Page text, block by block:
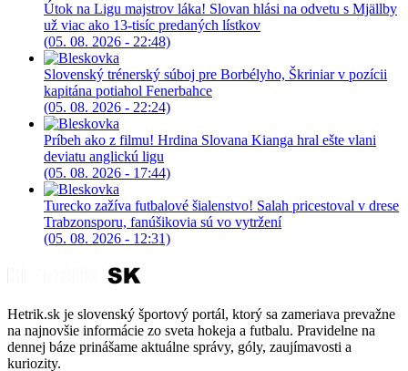
Útok na Ligu majstrov láka! Slovan hlási na odvetu s Mjällby
už viac ako 13-tisíc predaných lístkov
(05. 08. 2026 - 22:48)
Slovenský trénerský súboj pre Borbélyho, Škriniar v pozícii
kapitána potiahol Fenerbahce
(05. 08. 2026 - 22:24)
Príbeh ako z filmu! Hrdina Slovana Kianga hral ešte vlani
deviatu anglickú ligu
(05. 08. 2026 - 17:44)
Turecko zažíva futbalové šialenstvo! Salah pricestoval v drese
Trabzonsporu, fanúšikovia sú vo vytržení
(05. 08. 2026 - 12:31)
Hetrik.sk je slovenský športový portál, ktorý sa zameriava prevažne
na najnovšie informácie zo sveta hokeja a futbalu. Pravidelne na
dennej báze prinášame aktuálne správy, góly, zaujímavosti a
kuriozity.